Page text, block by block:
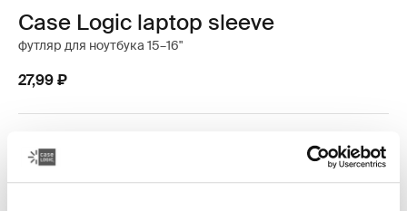
Case Logic laptop sleeve
футляр для ноутбука 15–16"
27,99 ₽
Цвет